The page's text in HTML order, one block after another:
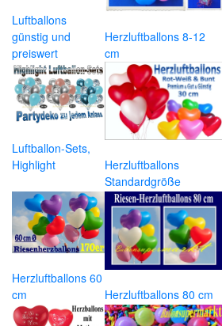
Luftballons
günstig und
preiswert
Herzluftballons 8-12
cm
Luftballon-Sets,
Highlight
Herzluftballons
Standardgröße
Herzluftballons 60
cm
Herzluftballons 80 cm